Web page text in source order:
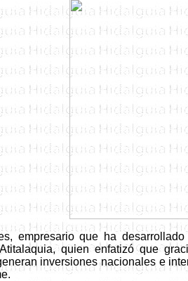
empresario que ha
quien enfatizó que
inversiones nacionales e